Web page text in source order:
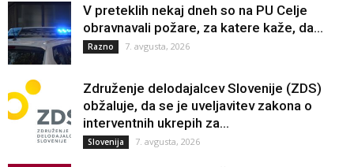
V preteklih nekaj dneh so na PU Celje
obravnavali požare, za katere kaže, da...
Razno 7. avgusta, 2026
Združenje delodajalcev Slovenije (ZDS)
obžaluje, da se je uveljavitev zakona o
interventnih ukrepih za...
Slovenija 7. avgusta, 2026